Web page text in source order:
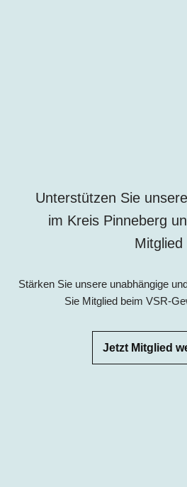
Unterstützen Sie
im Kreis Pinneberg
Mitglied
Stärken Sie unsere unabhängige
Sie Mitglied beim VSR-
Jetzt Mitglied